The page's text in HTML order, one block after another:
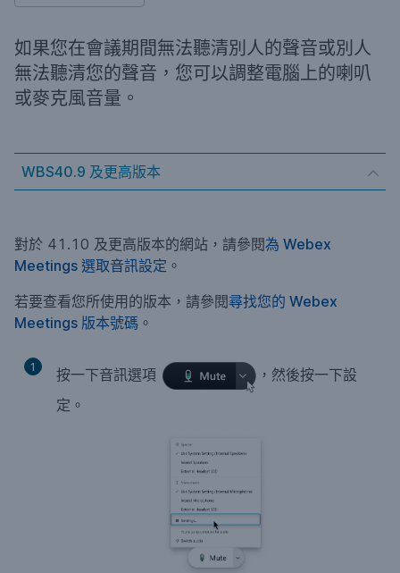
如果您在會議期間無法聽清別人的聲音或別人
無法聽清您的聲音，您可以調整電腦上的喇叭
或麥克風音量。
WBS40.9 及更高版本
對於 41.10 及更高版本的網站，請參閱為 Webex
Meetings 選取音訊設定 。
若要查看您所使用的版本，請參閱尋找您的 Webex
Meetings 版本號碼 。
1 按一下音訊選項 ，然後按一下設
定 。